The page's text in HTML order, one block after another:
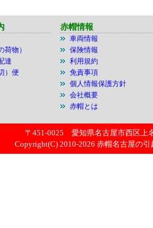
荷物）
達
）便
赤帽情報
車両情報
保険情報
利用規約
免責事項
個人情報保護方針
会社概要
赤帽とは
〒451-0025 愛知県名古屋市西区上
Copyright(C) 2010-2026 赤帽名古屋の引